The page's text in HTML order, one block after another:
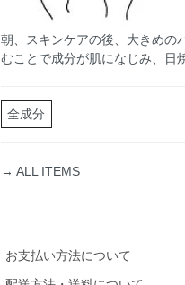
朝、スキンケアの後、大きめの
むことで成分が肌になじみ、日
全成分
→ ALL ITEMS
お支払い方法について